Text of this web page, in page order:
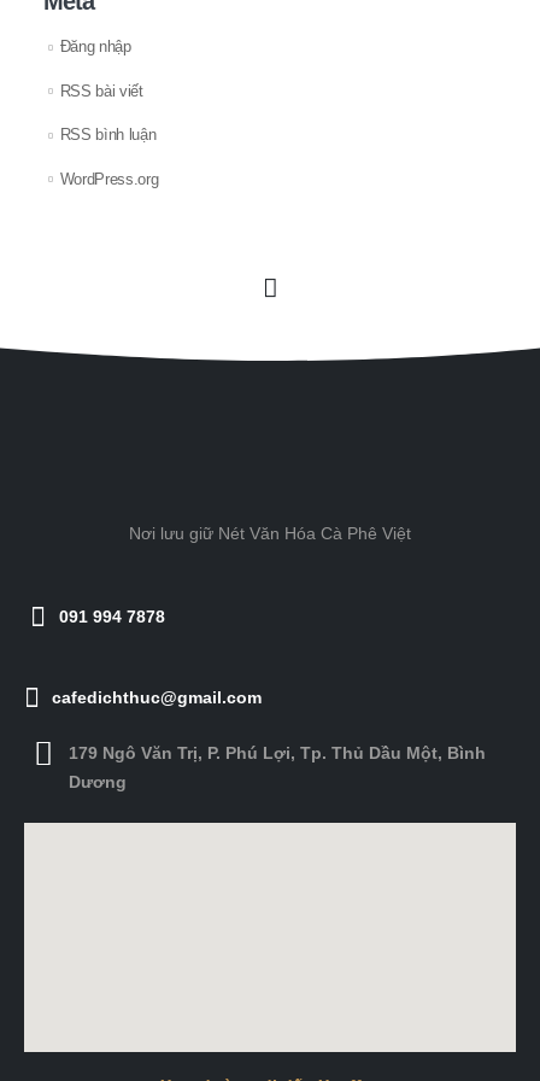
Đăng nhập
RSS bài viết
RSS bình luận
WordPress.org
Nơi lưu giữ Nét Văn Hóa Cà Phê Việt
091 994 7878
cafedichthuc@gmail.com
179 Ngô Văn Trị, P. Phú Lợi, Tp. Thủ Dầu Một, Bình
Dương